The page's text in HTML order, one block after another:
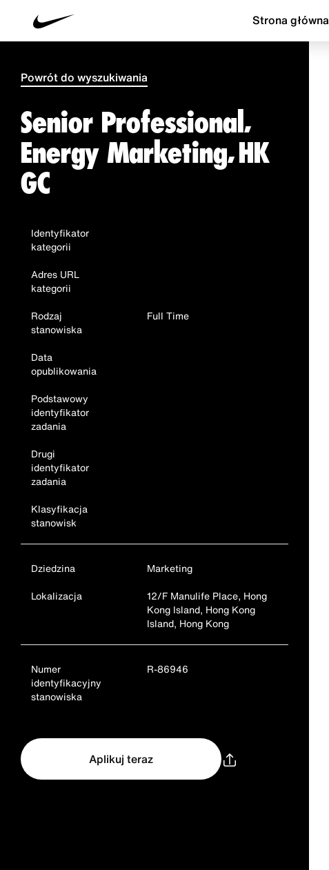
Strona główna
Powrót do wyszukiwania
Senior Professional,
Energy Marketing, HK
GC
Identyfikator
kategorii
Adres URL
kategorii
Rodzaj
stanowiska
Full Time
Data
opublikowania
Podstawowy
identyfikator
zadania
Drugi
identyfikator
zadania
Klasyfikacja
stanowisk
Dziedzina
Marketing
Lokalizacja
12/F Manulife Place, Hong
Kong Island, Hong Kong
Island, Hong Kong
Numer
identyfikacyjny
stanowiska
R-86946
Aplikuj teraz